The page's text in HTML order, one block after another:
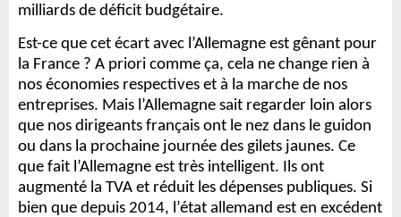
milliards de déficit budgétaire.
Est-ce que cet écart avec l’Allemagne est gênant pour
la France ? A priori comme ça, cela ne change rien à
nos économies respectives et à la marche de nos
entreprises. Mais l’Allemagne sait regarder loin alors
que nos dirigeants français ont le nez dans le guidon
ou dans la prochaine journée des gilets jaunes. Ce
que fait l’Allemagne est très intelligent. Ils ont
augmenté la TVA et réduit les dépenses publiques. Si
bien que depuis 2014, l’état allemand est en excédent